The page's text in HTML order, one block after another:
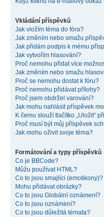
Vkládání příspěvků
Jak vložím téma do fóra?
Jak změním nebo smažu
Jak přidám podpis k mému
Jak vytvořím hlasování?
Proč nemohu přidat více
Jak změním nebo smažu
Proč se nemohu dostat k fóru?
Proč nemohu přidávat přílohy?
Proč jsem obdržel varování?
Jak mohu nahlásit příspěvek
K čemu slouží tlačítko „Uložit“
Proč musí být můj příspěvek
Jak mohu oživit svoje téma?
Formátování a typy příspěvků
Co je BBCode?
Můžu používat HTML?
Co to jsou smajlíci (emotikony)?
Mohu přidávat obrázky?
Co to jsou Globální oznámení?
Co to jsou oznámení?
Co to jsou důležitá témata?